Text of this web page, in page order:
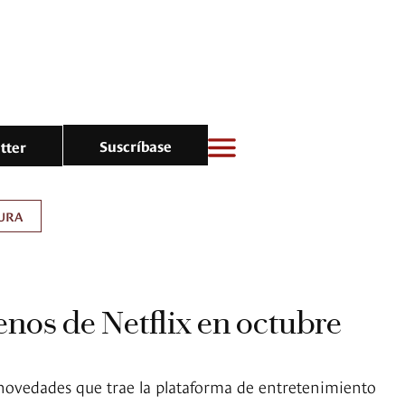
Suscríbase
de Netflix en octubre
que trae la plataforma de entretenimiento